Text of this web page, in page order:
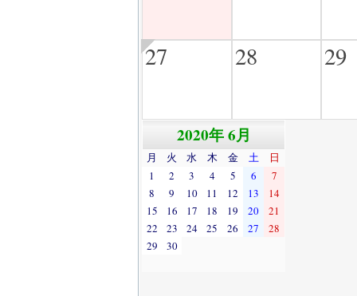
27 28 29
2020年 6月
月 火 水 木 金 土
日
1
2 3 4 5 6
7
8
9 10 11 12 13
14
15
16 17 18 19 20
21
22
23 24 25 26 27
28
29
30